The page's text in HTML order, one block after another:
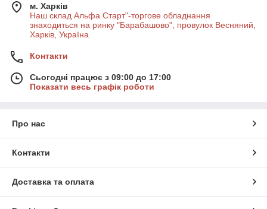
м. Харків
Наш склад Альфа Старт"-торгове обладнання
знаходиться на ринку "Барабашово", провулок Весняний,
Харків, Україна
Контакти
Сьогодні працює з 09:00 до 17:00
Показати весь графік роботи
Про нас
Контакти
Доставка та оплата